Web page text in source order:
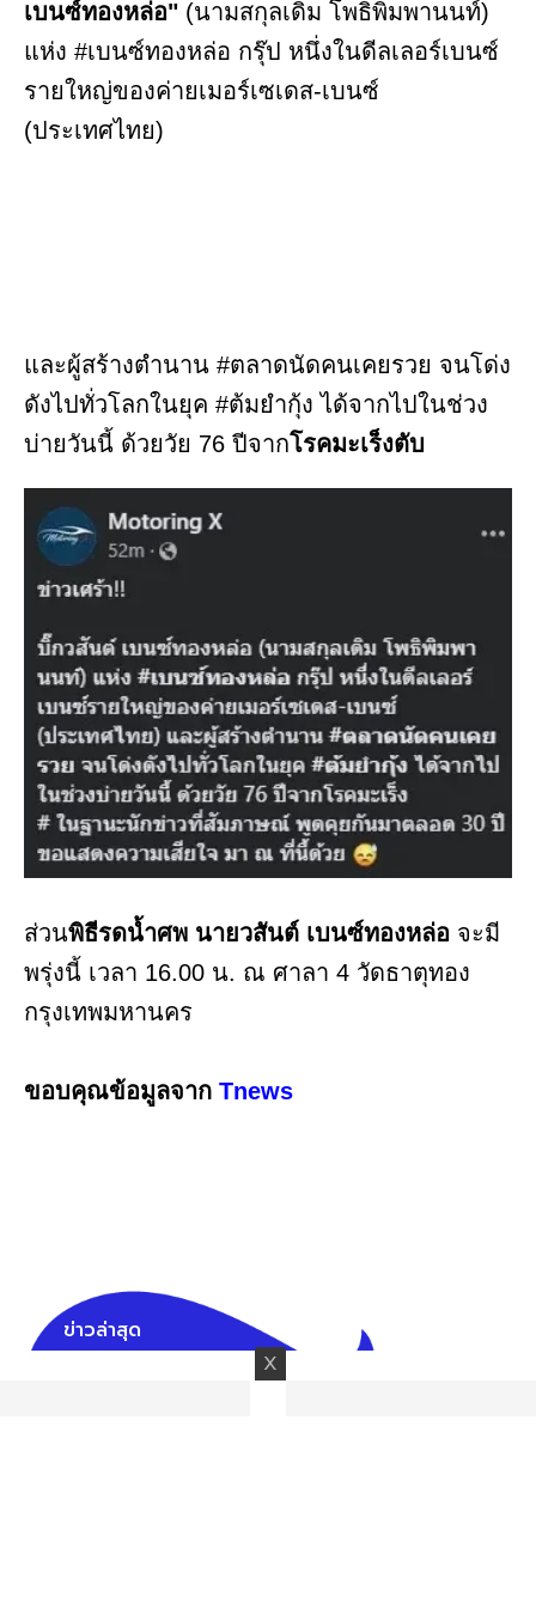
เบนซ์ทองหล่อ" (นามสกุลเดิม โพธิพิมพานนท์)
แห่ง #เบนซ์ทองหล่อ กรุ๊ป หนึ่งในดีลเลอร์เบนซ์
รายใหญ่ของค่ายเมอร์เซเดส-เบนซ์
(ประเทศไทย)
และผู้สร้างตำนาน #ตลาดนัดคนเคยรวย จนโด่ง
ดังไปทั่วโลกในยุค #ต้มยำกุ้ง ได้จากไปในช่วง
บ่ายวันนี้ ด้วยวัย 76 ปีจากโรคมะเร็งตับ
ส่วนพิธีรดน้ำศพ นายวสันต์ เบนซ์ทองหล่อ จะมี
พรุ่งนี้ เวลา 16.00 น. ณ ศาลา 4 วัดธาตุทอง
กรุงเทพมหานคร
ขอบคุณข้อมูลจาก Tnews
ข่าวล่าสุด